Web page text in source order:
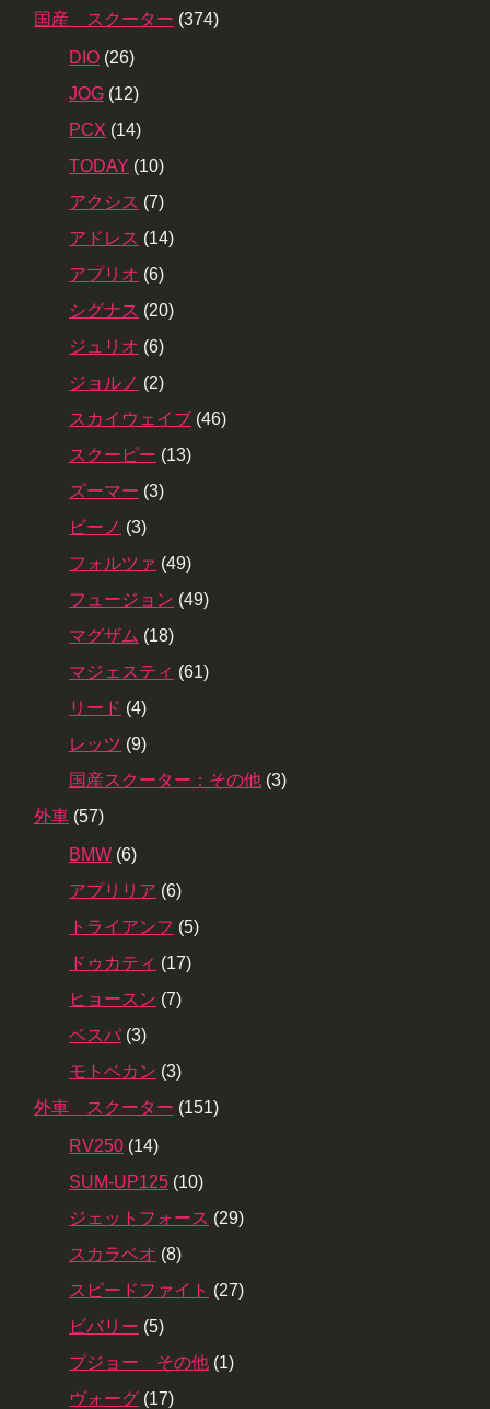
国産 スクーター (374)
DIO (26)
JOG (12)
PCX (14)
TODAY (10)
アクシス (7)
アドレス (14)
アプリオ (6)
シグナス (20)
ジュリオ (6)
ジョルノ (2)
スカイウェイブ (46)
スクーピー (13)
ズーマー (3)
ビーノ (3)
フォルツァ (49)
フュージョン (49)
マグザム (18)
マジェスティ (61)
リード (4)
レッツ (9)
国産スクーター：その他 (3)
外車 (57)
BMW (6)
アプリリア (6)
トライアンフ (5)
ドゥカティ (17)
ヒョースン (7)
ベスパ (3)
モトベカン (3)
外車 スクーター (151)
RV250 (14)
SUM-UP125 (10)
ジェットフォース (29)
スカラベオ (8)
スピードファイト (27)
ビバリー (5)
プジョー その他 (1)
ヴォーグ (17)